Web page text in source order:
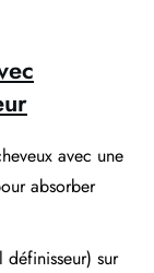
avec une
absorber
sur